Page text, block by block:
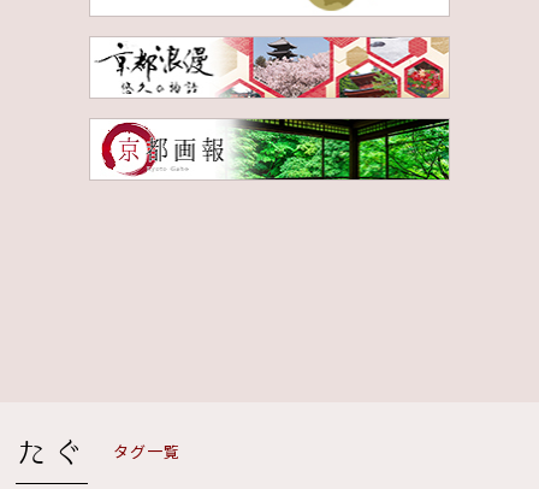
タグ一覧